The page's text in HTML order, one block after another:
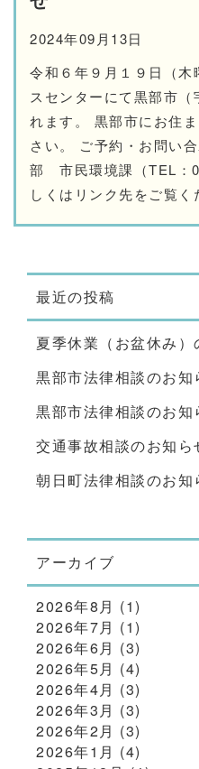
2024年09月13日
令和６年９月１９日（
スセンターにて黒部市
れます。 黒部市にお住
さい。 ご予約・お問い
部 市民環境課（TEL：
しくはリンク先をご覧
最近の投稿
夏季休業（お盆休み）
黒部市法律相談のお知
黒部市法律相談のお知
交通事故相談のお知ら
朝日町法律相談のお知
アーカイブ
2026年8月 (1)
2026年7月 (1)
2026年6月 (3)
2026年5月 (4)
2026年4月 (3)
2026年3月 (3)
2026年2月 (3)
2026年1月 (4)